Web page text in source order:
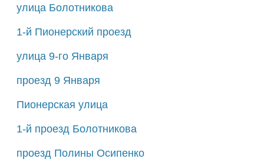
улица Болотникова
1-й Пионерский проезд
улица 9-го Января
проезд 9 Января
Пионерская улица
1-й проезд Болотникова
проезд Полины Осипенко